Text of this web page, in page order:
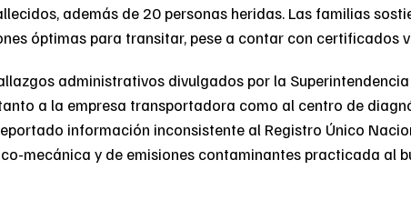
además de 20 personas heridas. Las familias
óptimas para transitar, pese a contar con certificados
administrativos divulgados por la
a la empresa transportadora como al centro de
información inconsistente al Registro Único
mecánica y de emisiones contaminantes practicada al